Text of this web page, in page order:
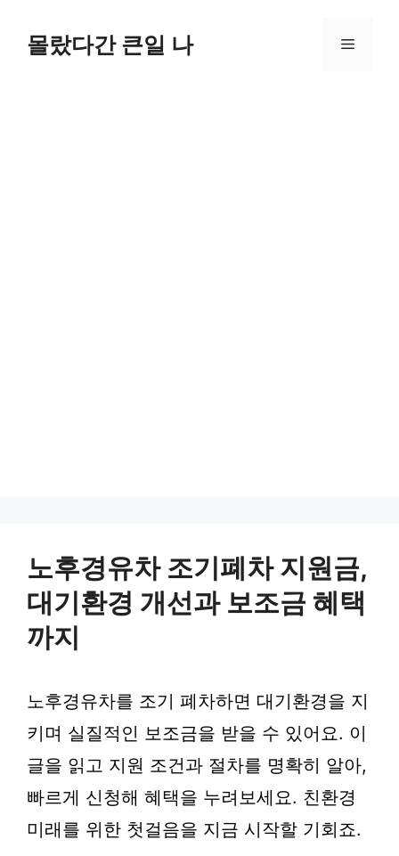
몰랐다간 큰일 나 메
노후경유차 조기폐차 지원금,
대기환경 개선과 보조금 혜택
까지
노후경유차를 조기 폐차하면 대기환경을 지
키며 실질적인 보조금을 받을 수 있어요. 이
글을 읽고 지원 조건과 절차를 명확히 알아,
빠르게 신청해 혜택을 누려보세요. 친환경
미래를 위한 첫걸음을 지금 시작할 기회죠.